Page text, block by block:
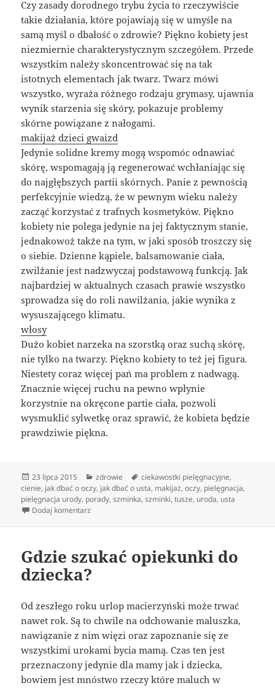
Czy zasady dorodnego trybu życia to rzeczywiście
takie działania, które pojawiają się w umyśle na
samą myśl o dbałość o zdrowie? Piękno kobiety jest
niezmiernie charakterystycznym szczegółem. Przede
wszystkim należy skoncentrować się na tak
istotnych elementach jak twarz. Twarz mówi
wszystko, wyraża różnego rodzaju grymasy, ujawnia
wynik starzenia się skóry, pokazuje problemy
skórne powiązane z nałogami.
makijaż dzieci gwaizd
Jedynie solidne kremy mogą wspomóc odnawiać
skórę, wspomagają ją regenerować wchłaniając się
do najgłębszych partii skórnych. Panie z pewnością
perfekcyjnie wiedzą, że w pewnym wieku należy
zacząć korzystać z trafnych kosmetyków. Piękno
kobiety nie polega jedynie na jej faktycznym stanie,
jednakowoż także na tym, w jaki sposób troszczy się
o siebie. Dzienne kąpiele, balsamowanie ciała,
zwilżanie jest nadzwyczaj podstawową funkcją. Jak
najbardziej w aktualnych czasach prawie wszystko
sprowadza się do roli nawilżania, jakie wynika z
wysuszającego klimatu.
włosy
Dużo kobiet narzeka na szorstką oraz suchą skórę,
nie tylko na twarzy. Piękno kobiety to też jej figura.
Niestety coraz więcej pań ma problem z nadwagą.
Znacznie więcej ruchu na pewno wpłynie
korzystnie na okręcone partie ciała, pozwoli
wysmuklić sylwetkę oraz sprawić, że kobieta będzie
prawdziwie piękna.
Data
publikacji
23 lipca 2015 Kategorie
zdrowie Tagi
ciekawostki pielęgnacyjne,
cienie, jak dbać o oczy, jak dbać o usta, makijaż,oczy, pielęgnacja,
pielęgnacja urody, porady,szminka,szminki,tusze, uroda, usta
Dodaj komentarz
Gdzie szukać opiekunki do
dziecka?
Od zeszłego roku urlop macierzyński może trwać
nawet rok. Są to chwile na odchowanie maluszka,
nawiązanie z nim więzi oraz zapoznanie się ze
wszystkimi urokami bycia mamą. Czas ten jest
przeznaczony jedynie dla mamy jak i dziecka,
bowiem jest mnóstwo rzeczy które maluch w